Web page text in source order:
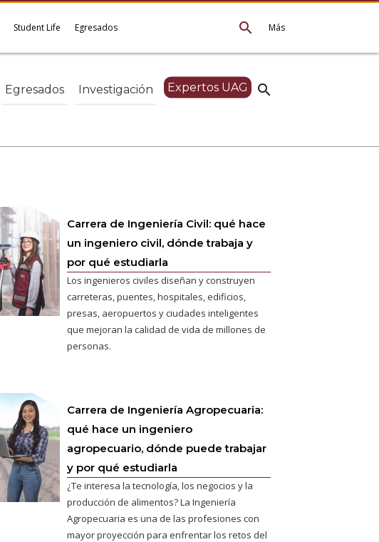
Más
search
Student Life Egresados
search
Egresados Investigación Expertos UAG
Carrera de Ingeniería Civil: qué hace
un ingeniero civil, dónde trabaja y
por qué estudiarla
Los ingenieros civiles diseñan y construyen
carreteras, puentes, hospitales, edificios,
presas, aeropuertos y ciudades inteligentes
que mejoran la calidad de vida de millones de
personas.
Carrera de Ingeniería Agropecuaria:
qué hace un ingeniero
agropecuario, dónde puede trabajar
y por qué estudiarla
¿Te interesa la tecnología, los negocios y la
producción de alimentos? La Ingeniería
Agropecuaria es una de las profesiones con
mayor proyección para enfrentar los retos del